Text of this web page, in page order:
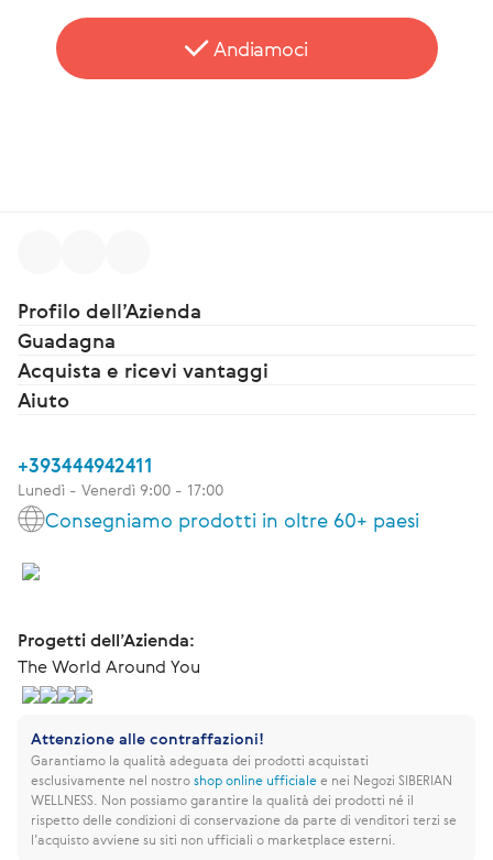
Andiamoci
Profilo dell’Azienda
Guadagna
Acquista e ricevi vantaggi
Aiuto
+393444942411
Lunedì - Venerdì 9:00 - 17:00
Consegniamo prodotti in oltre 60+ paesi
Progetti dell’Azienda:
The World Around You
Attenzione alle contraffazioni!
Garantiamo la qualità adeguata dei prodotti acquistati
esclusivamente nel nostroshop online ufficialee nei Negozi SIBERIAN
WELLNESS. Non possiamo garantire la qualità dei prodotti né il
rispetto delle condizioni di conservazione da parte di venditori terzi se
l’acquisto avviene su siti non ufficiali o marketplace esterni.